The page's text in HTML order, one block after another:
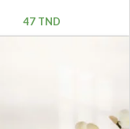
47 TND